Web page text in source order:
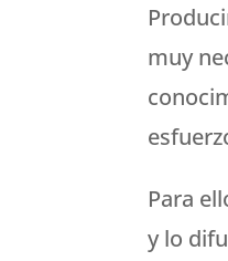
muy
Para
y lo